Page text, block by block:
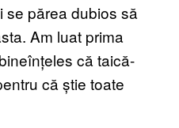
se părea dubios să
Am luat prima
că taică-
că știe toate